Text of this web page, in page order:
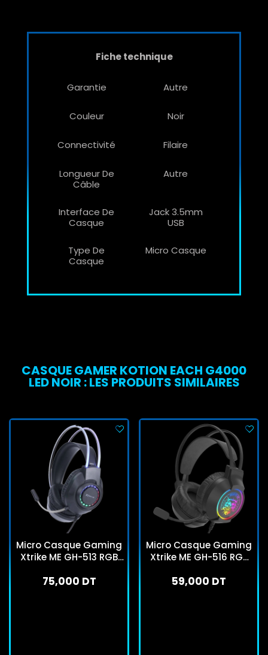
Fiche technique
Garantie Autre
Couleur Noir
Connectivité Filaire
Longueur De
Câble
Autre
Interface De
Casque
Jack 3.5mm
USB
Type De
Casque
Micro Casque
CASQUE GAMER KOTION EACH G4000
LED NOIR : LES PRODUITS SIMILAIRES
Micro Casque Gaming
Xtrike ME GH-513 RGB
75,000 DT
Micro Casque Gaming
Xtrike ME GH-516 RGB
59,000 DT